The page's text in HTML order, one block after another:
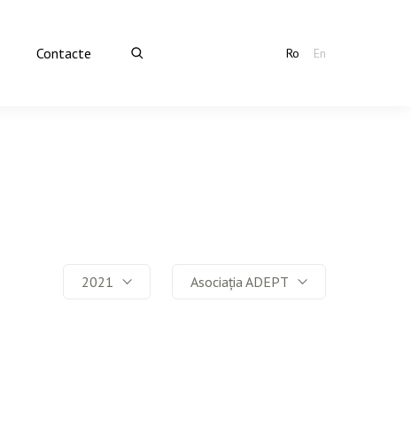
Contacte Ro En
2021 Asociația ADEPT